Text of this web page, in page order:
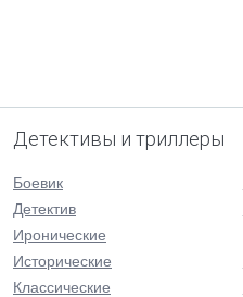
Детективы и триллеры
Боевик
Детектив
Иронические
Исторические
Классические